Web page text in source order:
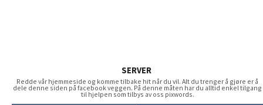
SERVER
Redde vår hjemmeside og komme tilbake hit når du vil. Alt du trenger å gjøre er å
dele denne siden på facebook veggen. På denne måten har du alltid enkel tilgang
til hjelpen som tilbys av oss pixwords.